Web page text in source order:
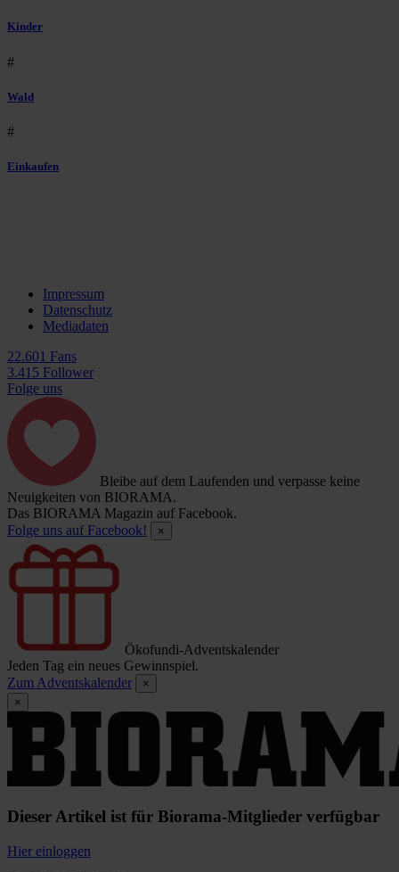
Kinder
#
Wald
#
Einkaufen
Impressum
Datenschutz
Mediadaten
22.601 Fans
3.415 Follower
Folge uns
Bleibe auf dem Laufenden und verpasse keine
Neuigkeiten von BIORAMA.
Das BIORAMA Magazin auf Facebook.
Folge uns auf Facebook!
×
Ökofundi-Adventskalender
Jeden Tag ein neues Gewinnspiel.
Zum Adventskalender
×
×
Dieser Artikel ist für Biorama-Mitglieder verfügbar
Hier einloggen